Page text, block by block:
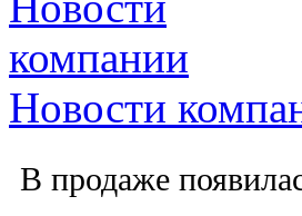
Новости
В продаже